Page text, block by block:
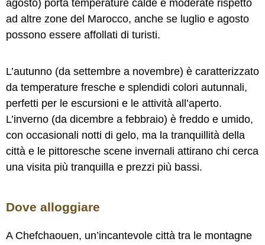
agosto) porta temperature calde e moderate rispetto
ad altre zone del Marocco, anche se luglio e agosto
possono essere affollati di turisti.
L’autunno (da settembre a novembre) è caratterizzato
da temperature fresche e splendidi colori autunnali,
perfetti per le escursioni e le attività all’aperto.
L’inverno (da dicembre a febbraio) è freddo e umido,
con occasionali notti di gelo, ma la tranquillità della
città e le pittoresche scene invernali attirano chi cerca
una visita più tranquilla e prezzi più bassi.
Dove alloggiare
A Chefchaouen, un’incantevole città tra le montagne